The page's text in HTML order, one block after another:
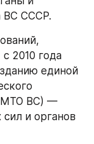
ВС СССР.
2010 года
единой
(МТО ВС) —
и органов